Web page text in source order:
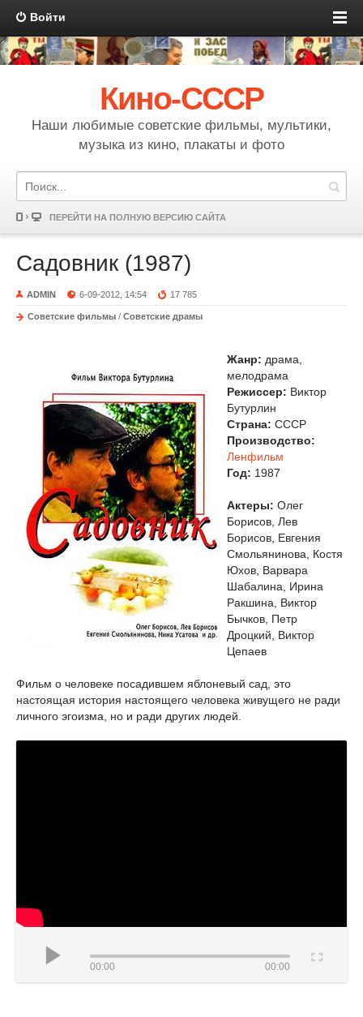
Войти
Кино-СССР
Наши любимые советские фильмы, мультики,
музыка из кино, плакаты и фото
ПЕРЕЙТИ НА ПОЛНУЮ ВЕРСИЮ САЙТА
Садовник (1987)
ADMIN 6-09-2012, 14:54 17 785
Советские фильмы / Советские драмы
Жанр: драма,
мелодрама
Режиссер: Виктор
Бутурлин
Страна: СССР
Производство:
Ленфильм
Год: 1987
Актеры: Олег
Борисов, Лев
Борисов, Евгения
Смольянинова, Костя
Юхов, Варвара
Шабалина, Ирина
Ракшина, Виктор
Бычков, Петр
Дроцкий, Виктор
Цепаев
Фильм о человеке посадившем яблоневый сад, это
настоящая история настоящего человека живущего не ради
личного эгоизма, но и ради других людей.
00:00 00:00